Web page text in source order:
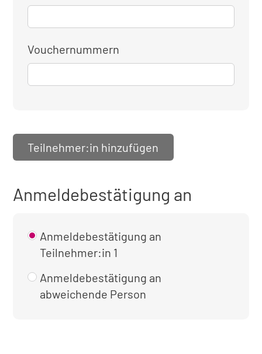
Vouchernummern
Teilnehmer:in hinzufügen
Anmeldebestätigung an
Anmeldebestätigung an
Teilnehmer:in 1
Anmeldebestätigung an
abweichende Person